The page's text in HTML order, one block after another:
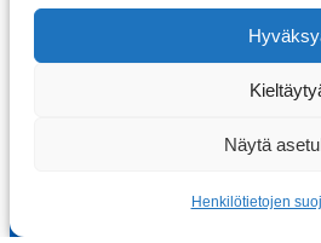
Näytä
Henkilötietojen
Copyright © 2026 Sahkomoottorit-